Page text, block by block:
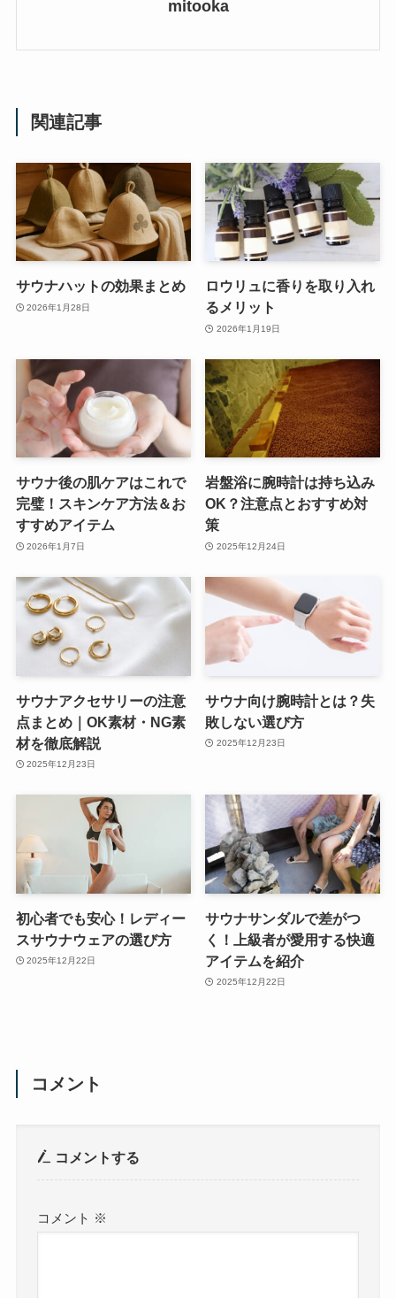
mitooka
関連記事
サウナハットの効果まとめ
2026年1月28日
ロウリュに香りを取り入れ
るメリット
2026年1月19日
サウナ後の肌ケアはこれで
完璧！スキンケア方法＆お
すすめアイテム
2026年1月7日
岩盤浴に腕時計は持ち込み
OK？注意点とおすすめ対
策
2025年12月24日
サウナアクセサリーの注意
点まとめ｜OK素材・NG素
材を徹底解説
2025年12月23日
サウナ向け腕時計とは？失
敗しない選び方
2025年12月23日
初心者でも安心！レディー
スサウナウェアの選び方
2025年12月22日
サウナサンダルで差がつ
く！上級者が愛用する快適
アイテムを紹介
2025年12月22日
コメント
コメントする
コメント ※